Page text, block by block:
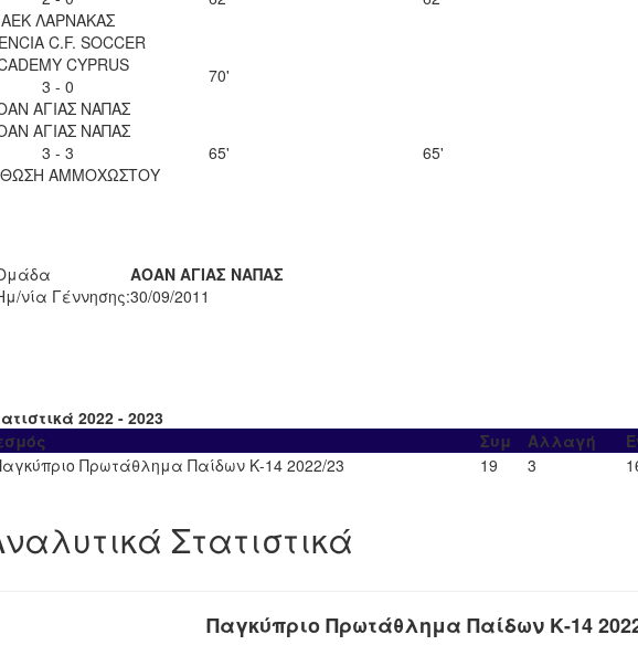
ΑΕΚ ΛΑΡΝΑΚΑΣ
C.F. SOCCER
CYPRUS
3 - 0
ΑΓΙΑΣ ΝΑΠΑΣ
70'
ΑΓΙΑΣ ΝΑΠΑΣ
3 - 3
ΑΜΜΟΧΩΣΤΟΥ
65' 65'
ΑΟΑΝ ΑΓΙΑΣ ΝΑΠΑΣ
νία Γέννησης:30/09/2011
2022 - 2023
Συμ Αλλαγή
Πρωτάθλημα Παίδων Κ-14 2022/23
19 3
Στατιστικά
Παγκύπριο Πρωτάθλημα Παίδων Κ-14